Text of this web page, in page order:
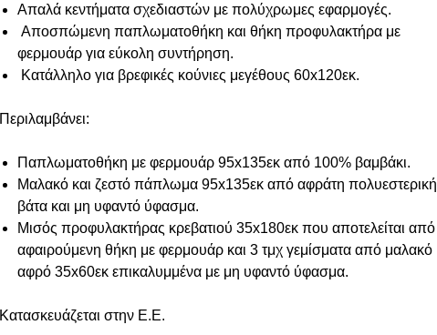
Απαλά κεντήματα σχεδιαστών με πολύχρωμες εφαρμογές.
Αποσπώμενη παπλωματοθήκη και θήκη προφυλακτήρα με
φερμουάρ για εύκολη συντήρηση.
Κατάλληλο για βρεφικές κούνιες μεγέθους 60x120εκ.
Περιλαμβάνει:
Παπλωματοθήκη με φερμουάρ 95x135εκ από 100% βαμβάκι.
Μαλακό και ζεστό πάπλωμα 95x135εκ από αφράτη πολυεστερική
βάτα και μη υφαντό ύφασμα.
Μισός προφυλακτήρας κρεβατιού 35x180εκ που αποτελείται από
αφαιρούμενη θήκη με φερμουάρ και 3 τμχ γεμίσματα από μαλακό
αφρό 35x60εκ επικαλυμμένα με μη υφαντό ύφασμα.
Κατασκευάζεται στην Ε.Ε.